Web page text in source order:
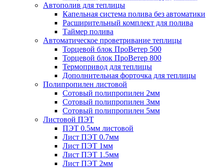
Автополив для теплицы
Капельная система полива без автоматики
Расширительный комплект для полива
Таймер полива
Автоматическое проветривание теплицы
Торцевой блок ПроВетер 500
Торцевой блок ПроВетер 800
Термопривод для теплицы
Дополнительная форточка для теплицы
Полипропилен листовой
Сотовый полипропилен 2мм
Сотовый полипропилен 3мм
Сотовый полипропилен 5мм
Листовой ПЭТ
ПЭТ 0.5мм листовой
Лист ПЭТ 0.7мм
Лист ПЭТ 1мм
Лист ПЭТ 1.5мм
Лист ПЭТ 2мм